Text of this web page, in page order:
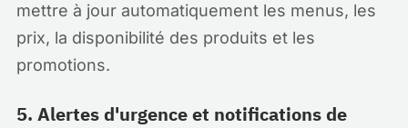
mettre à jour automatiquement les menus, les
prix, la disponibilité des produits et les
promotions.
5. Alertes d'urgence et notifications de